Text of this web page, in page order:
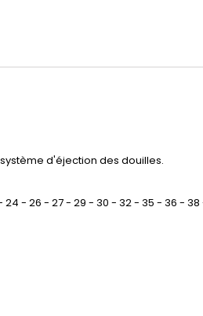
d'éjection des douilles.
24 - 26 - 27 - 29 - 30 - 32 - 35 - 36 -